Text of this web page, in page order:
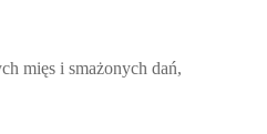
mięs i smażonych dań,